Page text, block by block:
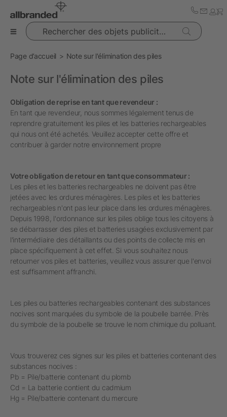
Rechercher des objets publicitaires
Page d’accueil Note sur l'élimination des piles
Note sur l'élimination des piles
Obligation de reprise en tant que revendeur :
En tant que revendeur, nous sommes légalement tenus de
reprendre gratuitement les piles et les batteries rechargeables
qui nous ont été achetés. Veuillez accepter cette offre et
contribuer à garder notre environnement propre
Votre obligation de retour en tant que consommateur :
Les piles et les batteries rechargeables ne doivent pas être
jetées avec les ordures ménagères. Les piles et les batteries
rechargeables n'ont pas leur place dans les ordures ménagères.
Depuis 1998, l'ordonnance sur les piles oblige tous les citoyens à
se débarrasser des piles et batteries usagées exclusivement par
l'intermédiaire des détaillants ou des points de collecte mis en
place spécifiquement à cet effet. Si vous souhaitez nous
retourner vos piles et batteries, veuillez vous assurer que l'envoi
est suffisamment affranchi.
Les piles ou batteries rechargeables contenant des substances
nocives sont marquées du symbole de la poubelle barrée. Près
du symbole de la poubelle se trouve le nom chimique du polluant.
Vous trouverez ces signes sur les piles et batteries contenant des
substances nocives :
Pb = Pile/batterie contenant du plomb
Cd = La batterie contient du cadmium
Hg = Pile/batterie contenant du mercure